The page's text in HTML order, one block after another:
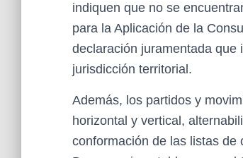
indiquen que no se
para la Aplicación de la
declaración juramentada que
jurisdicción territorial.
Además, los partidos y
horizontal y vertical,
conformación de las listas de